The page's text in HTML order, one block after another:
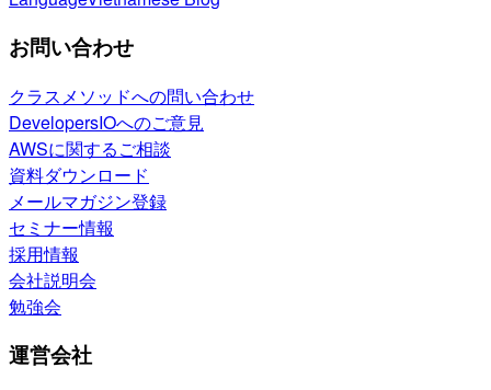
お問い合わせ
クラスメソッドへの問い合わせ
DevelopersIOへのご意見
AWSに関するご相談
資料ダウンロード
メールマガジン登録
セミナー情報
採用情報
会社説明会
勉強会
運営会社